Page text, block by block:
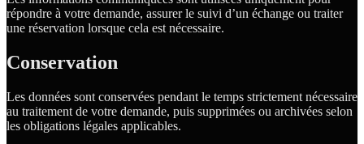
répondre à votre demande, assurer le suivi d’un échange ou traiter
une réservation lorsque cela est nécessaire.
Conservation
Les données sont conservées pendant le temps strictement nécessaire
au traitement de votre demande, puis supprimées ou archivées selon
les obligations légales applicables.